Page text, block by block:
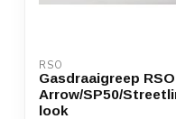
RSO
Gasdraaigreep RSO
Arrow/SP50/
look